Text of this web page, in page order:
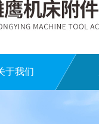
于我们